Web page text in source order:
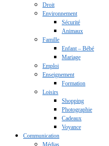
Droit
Environnement
Sécurité
Animaux
Famille
Enfant – Bébé
Mariage
Emploi
Enseignement
Formation
Loisirs
Shopping
Photographie
Cadeaux
Voyance
Communication
Médias